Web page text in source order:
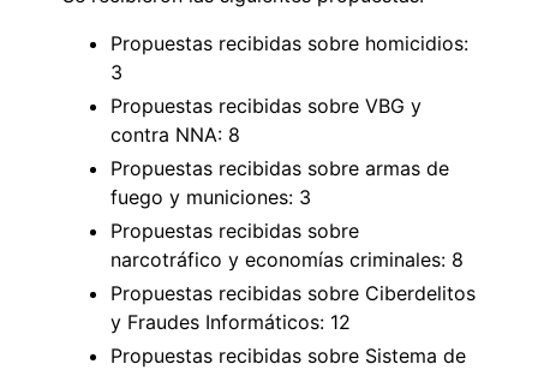
Propuestas recibidas sobre homicidios:
3
Propuestas recibidas sobre VBG y
contra NNA: 8
Propuestas recibidas sobre armas de
fuego y municiones: 3
Propuestas recibidas sobre
narcotráfico y economías criminales: 8
Propuestas recibidas sobre Ciberdelitos
y Fraudes Informáticos: 12
Propuestas recibidas sobre Sistema de